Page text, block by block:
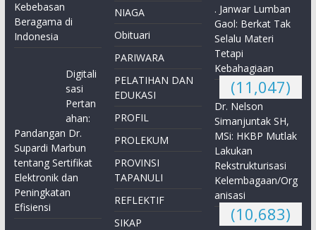
Kebebasan
Beragama di
Indonesia
Digitali
sasi
Pertan
ahan:
Pandangan Dr.
Supardi Marbun
tentang Sertifikat
Elektronik dan
Peningkatan
Efisiensi
NIAGA
Obituari
PARIWARA
PELATIHAN DAN
EDUKASI
PROFIL
PROLEKUM
PROVINSI
TAPANULI
REFLEKTIF
SIKAP
. Janwar Lumban
Gaol: Berkat Tak
Selalu Materi
Tetapi
Kebahagiaan
(11,047)
Dr. Nelson
Simanjuntak SH,
MSi: HKBP Mutlak
Lakukan
Rekstrukturisasi
Kelembagaan/Org
anisasi
(10,683)